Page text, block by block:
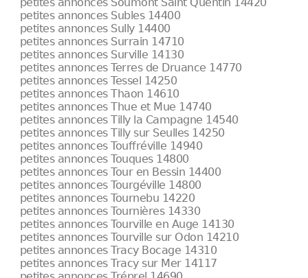
petites annonces Subles 14400
petites annonces Sully 14400
petites annonces Surrain 14710
petites annonces Surville 14130
petites annonces Terres de Druance 14770
petites annonces Tessel 14250
petites annonces Thaon 14610
petites annonces Thue et Mue 14740
petites annonces Tilly la Campagne 14540
petites annonces Tilly sur Seulles 14250
petites annonces Touffréville 14940
petites annonces Touques 14800
petites annonces Tour en Bessin 14400
petites annonces Tourgéville 14800
petites annonces Tournebu 14220
petites annonces Tournières 14330
petites annonces Tourville en Auge 14130
petites annonces Tourville sur Odon 14210
petites annonces Tracy Bocage 14310
petites annonces Tracy sur Mer 14117